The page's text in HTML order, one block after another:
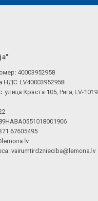
40003952958
НДС: LV40003952958
Краста 105, Рига, LV-1019
67605495
vairumtirdznieciba@lemona.lv